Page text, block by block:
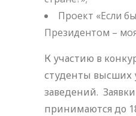
Проект «Если
Президентом –
К участию в
студенты высших
заведений.
принимаются до